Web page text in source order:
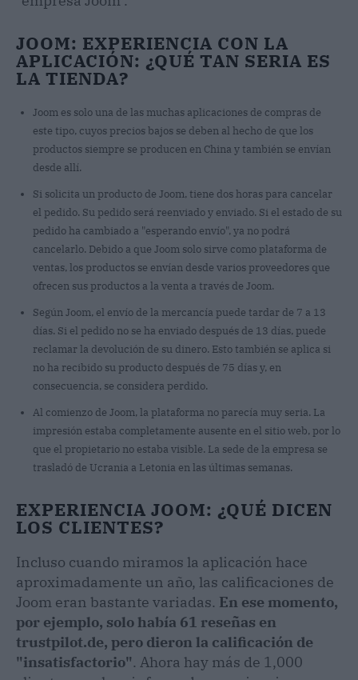
JOOM: EXPERIENCIA CON LA
APLICACIÓN: ¿QUÉ TAN SERIA ES
LA TIENDA?
Joom es solo una de las muchas aplicaciones de compras de
este tipo, cuyos precios bajos se deben al hecho de que los
productos siempre se producen en China y también se envían
desde allí.
Si solicita un producto de Joom, tiene dos horas para cancelar
el pedido. Su pedido será reenviado y enviado. Si el estado de su
pedido ha cambiado a "esperando envío", ya no podrá
cancelarlo. Debido a que Joom solo sirve como plataforma de
ventas, los productos se envían desde varios proveedores que
ofrecen sus productos a la venta a través de Joom.
Según Joom, el envío de la mercancía puede tardar de 7 a 13
días. Si el pedido no se ha enviado después de 13 días, puede
reclamar la devolución de su dinero. Esto también se aplica si
no ha recibido su producto después de 75 días y, en
consecuencia, se considera perdido.
Al comienzo de Joom, la plataforma no parecía muy seria. La
impresión estaba completamente ausente en el sitio web, por lo
que el propietario no estaba visible. La sede de la empresa se
trasladó de Ucrania a Letonia en las últimas semanas.
EXPERIENCIA JOOM: ¿QUÉ DICEN
LOS CLIENTES?
Incluso cuando miramos la aplicación hace
aproximadamente un año, las calificaciones de
Joom eran bastante variadas. En ese momento,
por ejemplo, solo había 61 reseñas en
trustpilot.de, pero dieron la calificación de
"insatisfactorio". Ahora hay más de 1,000